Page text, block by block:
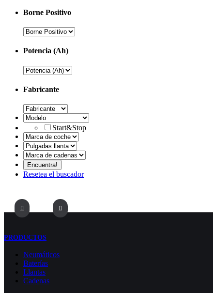
Borne Positivo
Potencia (Ah)
Fabricante
Start&Stop
Resetea el buscador
PRODUCTOS
Neumáticos
Baterías
Llantas
Cadenas